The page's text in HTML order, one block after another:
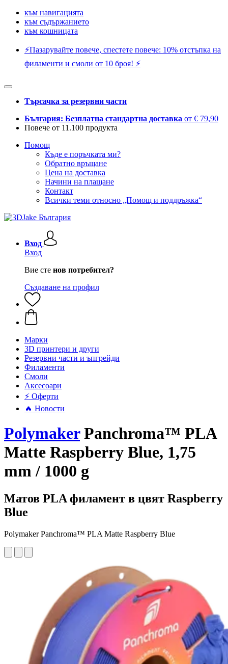
към навигацията
към съдържанието
към кошницата
⚡️Пазарувайте повече, спестете повече: 10% отстъпка на
филаменти и смоли от 10 броя! ⚡️
Търсачка за резервни части
България: Безплатна стандартна доставка от € 79,90
Повече от 11.100 продукта
Помощ
Къде е поръчката ми?
Обратно връщане
Цена на доставка
Начини на плащане
Контакт
Всички теми относно „Помощ и поддръжка“
Вход
Вход
Вие сте нов потребител?
Създаване на профил
Mарки
3D принтери и други
Резервни части и ъпгрейди
Филаменти
Смоли
Аксесоари
⚡ Оферти
🔥 Новости
PolymakerPanchroma™ PLA
Matte Raspberry Blue, 1,75
mm / 1000 g
Матов PLA филамент в цвят Raspberry
Blue
Polymaker Panchroma™ PLA Matte Raspberry Blue